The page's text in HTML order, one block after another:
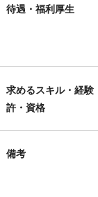
待遇・福利厚生
求めるスキル・経験
許・資格
備考